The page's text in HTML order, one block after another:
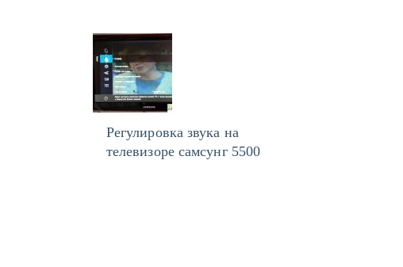
Регулировка звука на
телевизоре самсунг 5500